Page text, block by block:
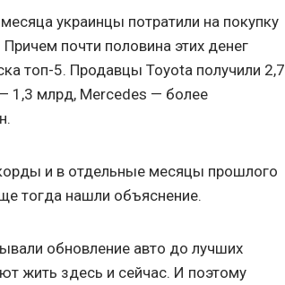
украинцы потратили на покупку
почти половина этих денег
топ-5. Продавцы Toyota получили 2,7
1,3 млрд, Mercedes — более
и в отдельные месяцы прошлого
тогда нашли объяснение.
обновление авто до лучших
жить здесь и сейчас. И поэтому